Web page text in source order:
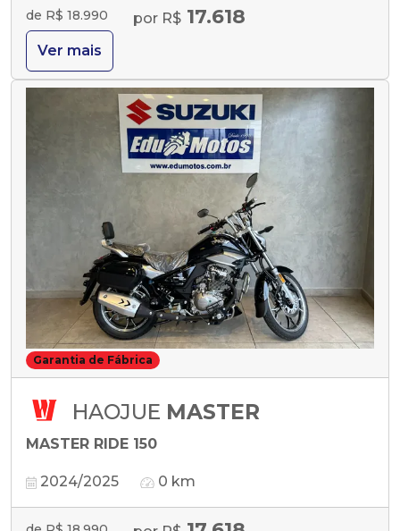
de R$ 18.990 por R$ 17.618
Ver mais
Garantia de Fábrica
HAOJUE MASTER
MASTER RIDE 150
2024/2025 0 km